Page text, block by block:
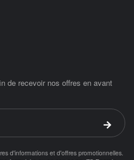
de recevoir nos offres en avant
Valider
d'informations et d'offres promotionnelles.